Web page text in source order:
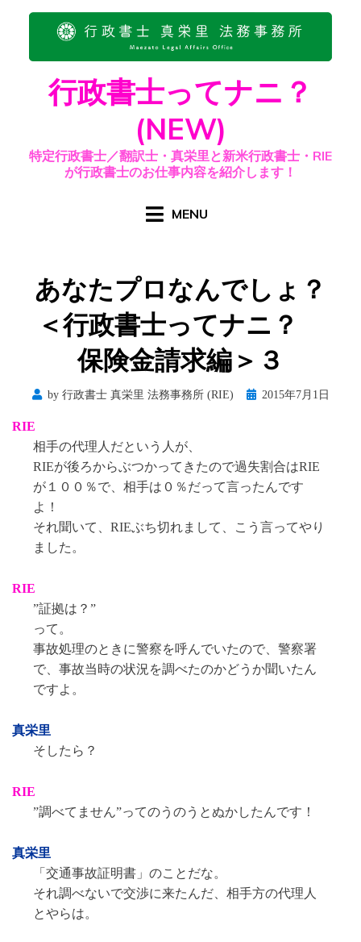
行政書士ってナニ？
(NEW)
特定行政書士／翻訳士・真栄里と新米行政書士・RIE
が行政書士のお仕事内容を紹介します！
MENU
あなたプロなんでしょ？
＜行政書士ってナニ？
保険金請求編＞３
by 行政書士 真栄里 法務事務所 (RIE)
Posted2015年7月1日
RIE
相手の代理人だという人が、
RIEが後ろからぶつかってきたので過失割合はRIE
が１００％で、相手は０％だって言ったんです
よ！
それ聞いて、RIEぶち切れまして、こう言ってやり
ました。
RIE
”証拠は？”
って。
事故処理のときに警察を呼んでいたので、警察署
で、事故当時の状況を調べたのかどうか聞いたん
ですよ。
真栄里
そしたら？
RIE
”調べてません”ってのうのうとぬかしたんです！
真栄里
「交通事故証明書」のことだな。
それ調べないで交渉に来たんだ、相手方の代理人
とやらは。